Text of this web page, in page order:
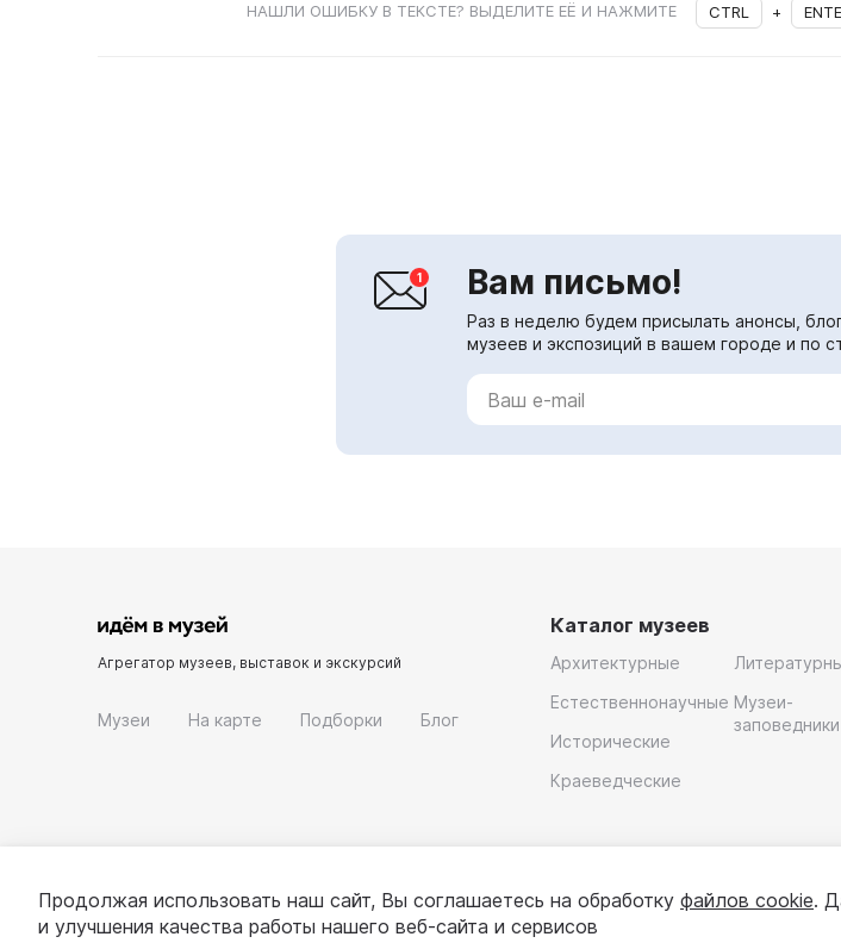
НАШЛИ ОШИБКУ В ТЕКСТЕ? ВЫДЕЛИТЕ ЕЁ И НАЖМИТЕ CTRL +
Вам письмо!
Раз в неделю будем присылать анонсы,
музеев и экспозиций в вашем городе и по
Агрегатор музеев, выставок и экскурсий
Музеи На карте Подборки Блог
Каталог музеев
Архитектурные
Естественнонаучные
Исторические
Краеведческие
Музеи-
заповедники
Продолжая использовать наш сайт, Вы соглашаетесь на обработку файлов cookie.
и улучшения качества работы нашего веб-сайта и сервисов